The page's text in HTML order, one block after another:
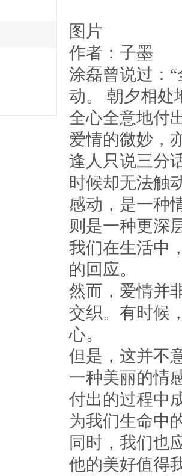
图片
作者：子墨
涂磊曾说过：
动。 朝夕相处
全心全意地付
爱情的微妙，
逢人只说三分
时候却无法触
感动，是一种
则是一种更深
我们在生活中
的回应。
然而，爱情并
交织。有时候
心。
但是，这并不
一种美丽的情
付出的过程中
为我们生命中
同时，我们也
他的美好值得